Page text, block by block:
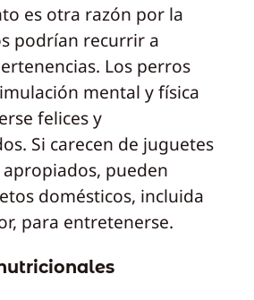
es otra razón por la
podrían recurrir a
Los perros
mental y física
felices y
Si carecen de juguetes
pueden
domésticos, incluida
para entretenerse.